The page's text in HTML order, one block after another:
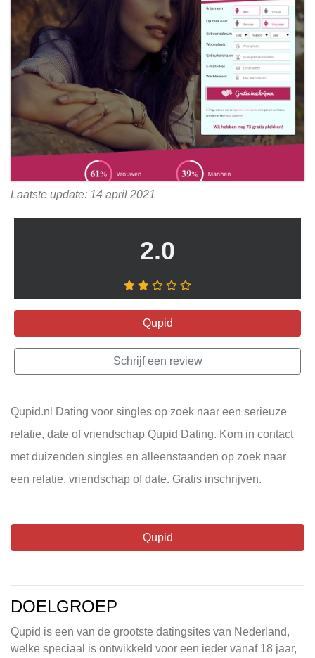
Laatste update: 14 april 2021
2.0
Qupid
Schrijf een review
Qupid.nl Dating voor singles op zoek naar een serieuze
relatie, date of vriendschap Qupid Dating. Kom in contact
met duizenden singles en alleenstaanden op zoek naar
een relatie, vriendschap of date. Gratis inschrijven.
Qupid
DOELGROEP
Qupid is een van de grootste datingsites van Nederland,
welke speciaal is ontwikkeld voor een ieder vanaf 18 jaar,